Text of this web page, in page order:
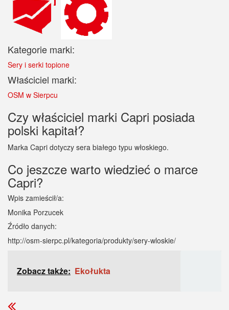
Kategorie marki:
Sery i serki topione
Właściciel marki:
OSM w Sierpcu
Czy właściciel marki Capri posiada
polski kapitał?
Marka Capri dotyczy sera białego typu włoskiego.
Co jeszcze warto wiedzieć o marce
Capri?
Wpis zamieścił/a:
Monika Porzucek
Źródło danych:
http://osm-sierpc.pl/kategoria/produkty/sery-wloskie/
Zobacz także: Ekołukta